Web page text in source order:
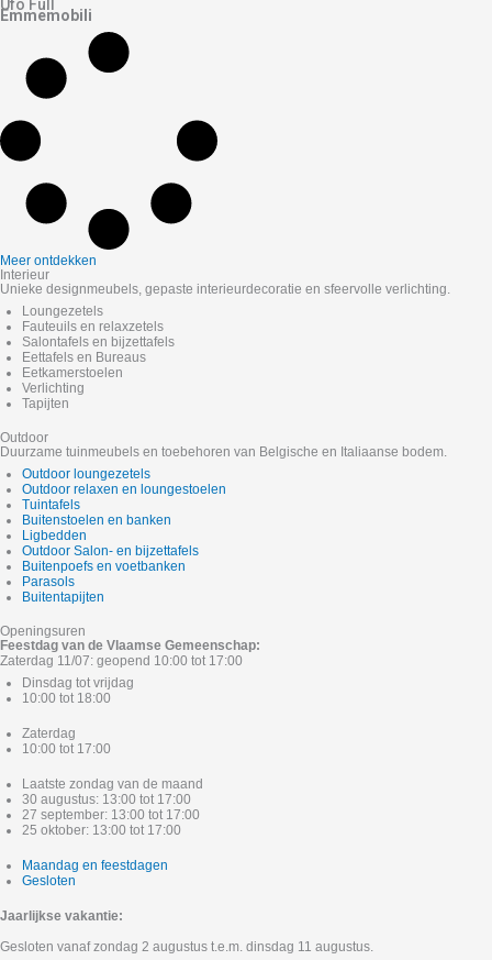
Ufo Full
Emmemobili
Meer ontdekken
Interieur
Unieke designmeubels, gepaste interieurdecoratie en sfeervolle verlichting.
Loungezetels
Fauteuils en relaxzetels
Salontafels en bijzettafels
Eettafels en Bureaus
Eetkamerstoelen
Verlichting
Tapijten
Outdoor
Duurzame tuinmeubels en toebehoren van Belgische en Italiaanse bodem.
Outdoor loungezetels
Outdoor relaxen en loungestoelen
Tuintafels
Buitenstoelen en banken
Ligbedden
Outdoor Salon- en bijzettafels
Buitenpoefs en voetbanken
Parasols
Buitentapijten
Openingsuren
Feestdag van de Vlaamse Gemeenschap:
Zaterdag 11/07: geopend 10:00 tot 17:00
Dinsdag tot vrijdag
10:00 tot 18:00
Zaterdag
10:00 tot 17:00
Laatste zondag van de maand
30 augustus: 13:00 tot 17:00
27 september: 13:00 tot 17:00
25 oktober: 13:00 tot 17:00
Maandag en feestdagen
Gesloten
Jaarlijkse vakantie:
Gesloten vanaf zondag 2 augustus t.e.m. dinsdag 11 augustus.